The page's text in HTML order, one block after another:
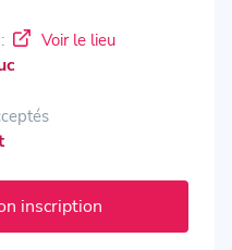
Voir le lieu
inscription